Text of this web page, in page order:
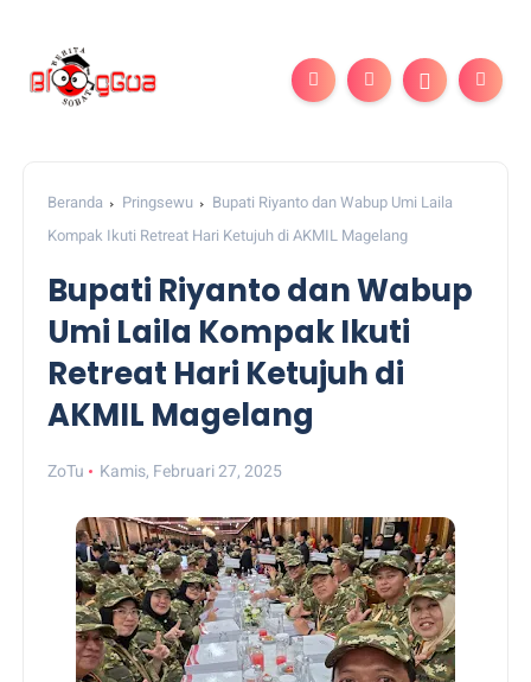
Beranda Pringsewu
Bupati Riyanto dan Wabup Umi Laila
Kompak Ikuti Retreat Hari Ketujuh di AKMIL Magelang
Bupati Riyanto dan Wabup
Umi Laila Kompak Ikuti
Retreat Hari Ketujuh di
AKMIL Magelang
ZoTu Kamis, Februari 27, 2025